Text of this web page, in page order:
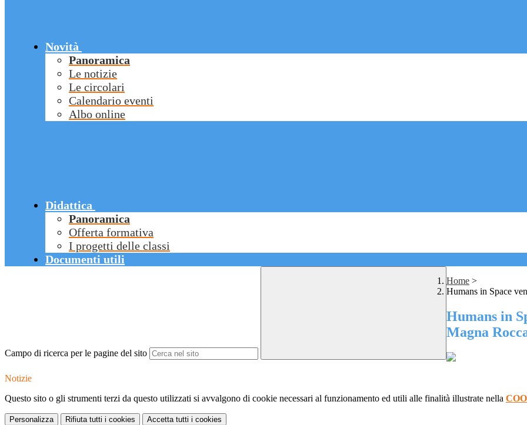
Novità
Panoramica
Le notizie
Le circolari
Calendario eventi
Albo online
Didattica
Panoramica
Offerta formativa
I progetti delle classi
Documenti utili
Campo di ricerca per le pagine del sito
Home >
Humans in Space
Humans in
Magna
Notizie
Questo sito o gli strumenti terzi da questo utilizzati si avvalgono di cookie necessari al funzionamento ed utili alle finalità illustrate nella
Personalizza Rifiuta tutti i cookies Accetta tutti i cookies